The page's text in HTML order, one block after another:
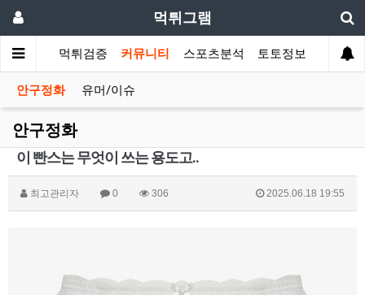
먹튀그램
먹튀검증 커뮤니티 스포츠분석 토토정보
안구정화 유머/이슈
안구정화
이 빤스는 무엇이 쓰는 용도고..
최고관리자 0 306 2025.06.18 19:55